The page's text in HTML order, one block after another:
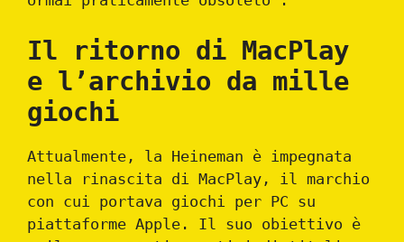
Il ritorno di MacPlay
e l’archivio da mille
giochi
Attualmente, la Heineman è impegnata
nella rinascita di MacPlay, il marchio
con cui portava giochi per PC su
piattaforme Apple. Il suo obiettivo è